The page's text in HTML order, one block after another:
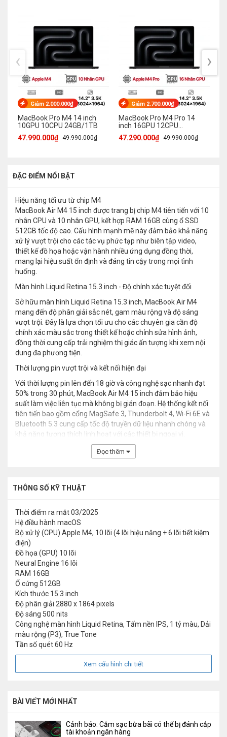
Giảm 2.000.000₫
MacBook Pro M4 14 inch
10GPU 10CPU 24GB/1TB
47.990.000₫ 49.990.000₫
Giảm 2.700.000₫
MacBook Pro M4 Pro 14
inch 16GPU 12CPU
24GB/512GB
47.290.000₫ 49.990.000₫
‹ ›
ĐẶC ĐIỂM NỔI BẬT
Hiệu năng tối ưu từ chip M4
MacBook Air M4 15 inch được trang bị chip M4 tiên tiến với 10
nhân CPU và 10 nhân GPU, kết hợp RAM 16GB cùng ổ SSD
512GB tốc độ cao. Cấu hình mạnh mẽ này đảm bảo khả năng
xử lý vượt trội cho các tác vụ phức tạp như biên tập video,
thiết kế đồ họa hoặc vận hành nhiều ứng dụng đồng thời,
mang lại hiệu suất ổn định và đáng tin cậy trong mọi tình
huống.
Màn hình Liquid Retina 15.3 inch - Độ chính xác tuyệt đối
Sở hữu màn hình Liquid Retina 15.3 inch, MacBook Air M4
mang đến độ phân giải sắc nét, gam màu rộng và độ sáng
vượt trội. Đây là lựa chọn tối ưu cho các chuyên gia cần độ
chính xác màu sắc trong thiết kế hoặc chỉnh sửa hình ảnh,
đồng thời cung cấp trải nghiệm thị giác ấn tượng khi xem nội
dung đa phương tiện.
Thời lượng pin vượt trội và kết nối hiện đại
Với thời lượng pin lên đến 18 giờ và công nghệ sạc nhanh đạt
50% trong 30 phút, MacBook Air M4 15 inch đảm bảo hiệu
suất làm việc liên tục mà không bị gián đoạn. Hệ thống kết nối
tiên tiến bao gồm cổng MagSafe 3, Thunderbolt 4, Wi-Fi 6E và
Bluetooth 5.3 cung cấp tốc độ truyền dữ liệu nhanh chóng và
khả năng tương thích linh hoạt với các thiết bị ngoại vi.
Đọc thêm
THÔNG SỐ KỸ THUẬT
Thời điểm ra mắt03/2025
Hệ điều hành macOS
Bộ xử lý (CPU) Apple M4, 10 lõi (4 lõi hiệu năng + 6 lõi tiết kiệm
điện)
Đồ họa (GPU) 10 lõi
Neural Engine 16 lõi
RAM 16GB
Ổ cứng 512GB
Kích thước 15.3 inch
Độ phân giải 2880 x 1864 pixels
Độ sáng 500 nits
Công nghệ màn hình Liquid Retina, Tấm nền IPS, 1 tỷ màu, Dải
màu rộng (P3), True Tone
Tần số quét60 Hz
Xem cấu hình chi tiết
BÀI VIẾT MỚI NHẤT
Cảnh báo: Cắm sạc bừa bãi có thể bị đánh cắp
tài khoản ngân hàng